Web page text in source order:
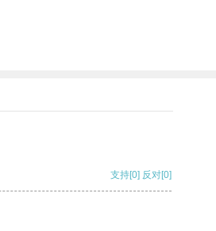
支持[0] 反对[0]